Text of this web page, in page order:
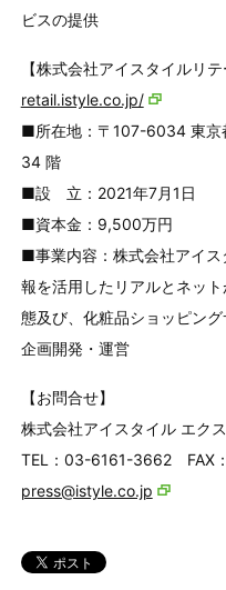
ビスの提供
【株式会社アイスタイルリテ
retail.istyle.co.jp/
■所在地：〒107-6034 東京
34 階
■設 立：2021年7月1日
■資本金：9,500万円
■事業内容：株式会社アイ
報を活用したリアルとネッ
態及び、化粧品ショッピン
企画開発・運営
【お問合せ】
株式会社アイスタイル エ
TEL：03-6161-3662 FAX
press@istyle.co.jp